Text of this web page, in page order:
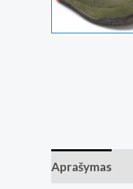
Aprašymas